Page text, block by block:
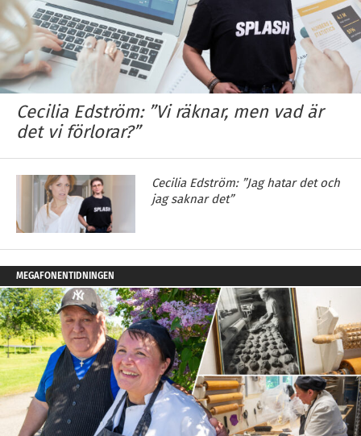
Cecilia Edström: ”Vi räknar, men vad är
det vi förlorar?”
Cecilia Edström: ”Jag hatar det och
jag saknar det”
MEGAFONENTIDNINGEN